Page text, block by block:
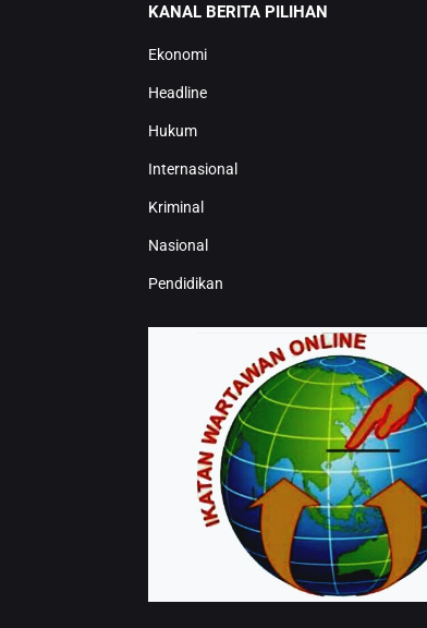
KANAL BERITA PILIHAN
Ekonomi
Headline
Hukum
Internasional
Kriminal
Nasional
Pendidikan